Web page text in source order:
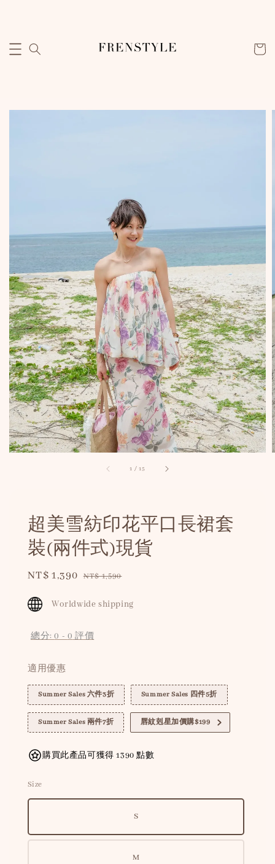
1 /15
超美雪紡印花平口長裙套
裝(兩件式)現貨
Sale
NT$ 1,390 Regular
NT$ 1,590
Worldwide shipping
總分:0 - 0 評價
適用優惠
Summer Sales 六件3折 Summer Sales 四件5折
Summer Sales 兩件7折 唇紋剋星加價購$199
購買此產品可獲得 1390 點數
Size
S
M